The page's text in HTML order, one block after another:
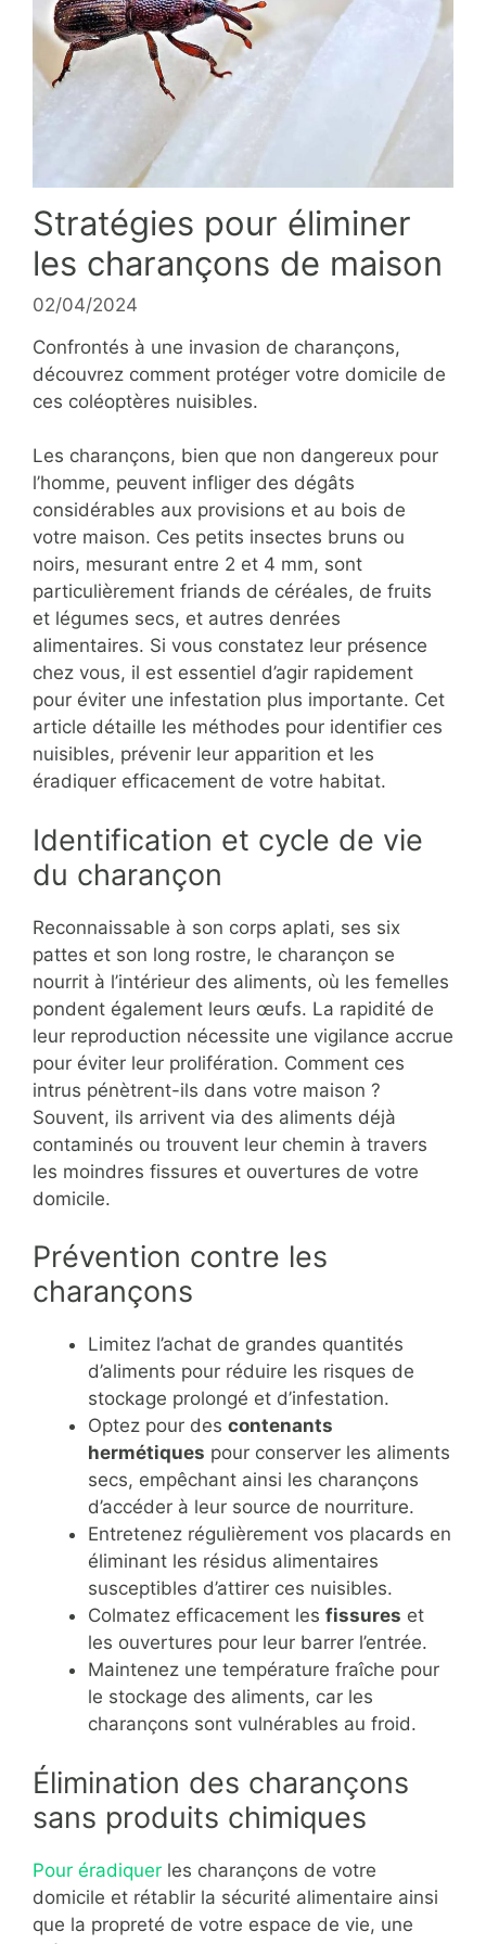
Stratégies pour éliminer
les charançons de maison
02/04/2024
Confrontés à une invasion de charançons,
découvrez comment protéger votre domicile de
ces coléoptères nuisibles.
Les charançons, bien que non dangereux pour
l’homme, peuvent infliger des dégâts
considérables aux provisions et au bois de
votre maison. Ces petits insectes bruns ou
noirs, mesurant entre 2 et 4 mm, sont
particulièrement friands de céréales, de fruits
et légumes secs, et autres denrées
alimentaires. Si vous constatez leur présence
chez vous, il est essentiel d’agir rapidement
pour éviter une infestation plus importante. Cet
article détaille les méthodes pour identifier ces
nuisibles, prévenir leur apparition et les
éradiquer efficacement de votre habitat.
Identification et cycle de vie
du charançon
Reconnaissable à son corps aplati, ses six
pattes et son long rostre, le charançon se
nourrit à l’intérieur des aliments, où les femelles
pondent également leurs œufs. La rapidité de
leur reproduction nécessite une vigilance accrue
pour éviter leur prolifération. Comment ces
intrus pénètrent-ils dans votre maison ?
Souvent, ils arrivent via des aliments déjà
contaminés ou trouvent leur chemin à travers
les moindres fissures et ouvertures de votre
domicile.
Prévention contre les
charançons
Limitez l’achat de grandes quantités
d’aliments pour réduire les risques de
stockage prolongé et d’infestation.
Optez pour des contenants
hermétiques pour conserver les aliments
secs, empêchant ainsi les charançons
d’accéder à leur source de nourriture.
Entretenez régulièrement vos placards en
éliminant les résidus alimentaires
susceptibles d’attirer ces nuisibles.
Colmatez efficacement les fissures et
les ouvertures pour leur barrer l’entrée.
Maintenez une température fraîche pour
le stockage des aliments, car les
charançons sont vulnérables au froid.
Élimination des charançons
sans produits chimiques
Pour éradiquer les charançons de votre
domicile et rétablir la sécurité alimentaire ainsi
que la propreté de votre espace de vie, une